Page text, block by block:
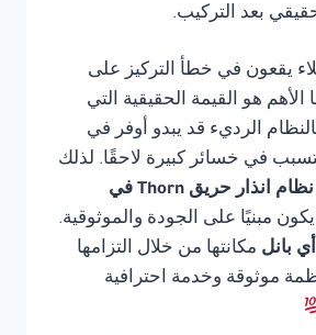
بعد التركيب.
يقعون في خطأ التركيز على
الأهم هو القيمة الحقيقية التي
الرديء قد يبدو أوفر في
يتسبب في خسائر كبيرة لاحقًا. لذلك
صيانة نظام انذار حريق Thorn في
مبنيًا على الجودة والموثوقية.
بانل مكانتها من خلال التزامها
موثوقة وخدمة احترافية